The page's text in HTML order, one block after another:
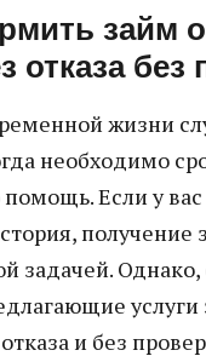
займ
отказа без
жизни
необходимо
Если у вас
получение
задачей.
и без